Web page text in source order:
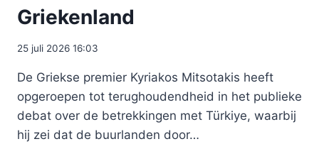
Griekenland
25 juli 2026 16:03
De Griekse premier Kyriakos Mitsotakis heeft
opgeroepen tot terughoudendheid in het publieke
debat over de betrekkingen met Türkiye, waarbij
hij zei dat de buurlanden door…